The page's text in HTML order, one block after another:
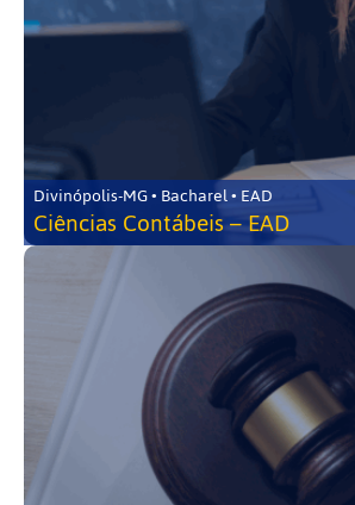
Divinópolis-MG • Bacharel • EAD
Ciências Contábeis – EAD